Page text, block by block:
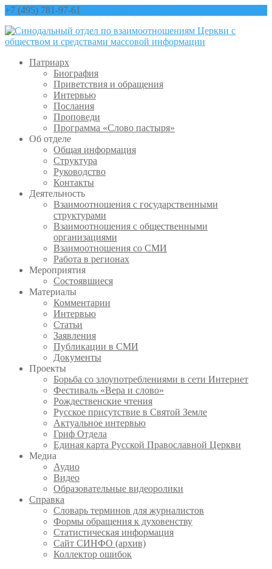
+7 (495) 781-97-61
Патриарх
Биография
Приветствия и обращения
Интервью
Послания
Проповеди
Программа «Слово пастыря»
Об отделе
Общая информация
Структура
Руководство
Контакты
Деятельность
Взаимоотношения с государственными
структурами
Взаимоотношения с общественными
организациями
Взаимоотношения со СМИ
Работа в регионах
Мероприятия
Состоявшиеся
Материалы
Комментарии
Интервью
Статьи
Заявления
Публикации в СМИ
Документы
Проекты
Борьба со злоупотреблениями в сети Интернет
Фестиваль «Вера и слово»
Рождественские чтения
Русское присутствие в Святой Земле
Актуальное интервью
Гриф Отдела
Единая карта Русской Православной Церкви
Медиа
Аудио
Видео
Образовательные видеоролики
Справка
Словарь терминов для журналистов
Формы обращения к духовенству
Статистическая информация
Сайт СИНФО (архив)
Коллектор ошибок